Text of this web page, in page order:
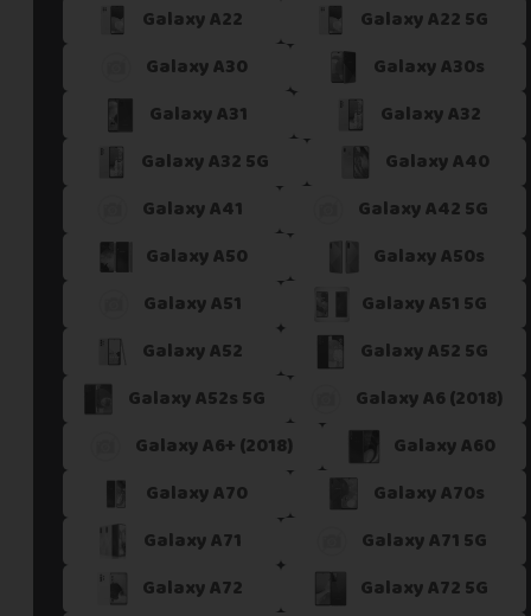
Galaxy A22
Galaxy A22 5G
Galaxy A30
Galaxy A30s
Galaxy A31
Galaxy A32
Galaxy A32 5G
Galaxy A40
Galaxy A41
Galaxy A42 5G
Galaxy A50
Galaxy A50s
Galaxy A51
Galaxy A51 5G
Galaxy A52
Galaxy A52 5G
Galaxy A52s 5G
Galaxy A6 (2018)
Galaxy A6+ (2018)
Galaxy A60
Galaxy A70
Galaxy A70s
Galaxy A71
Galaxy A71 5G
Galaxy A72
Galaxy A72 5G